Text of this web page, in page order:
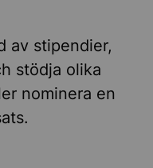
av stipendier,
stödja olika
nominera en